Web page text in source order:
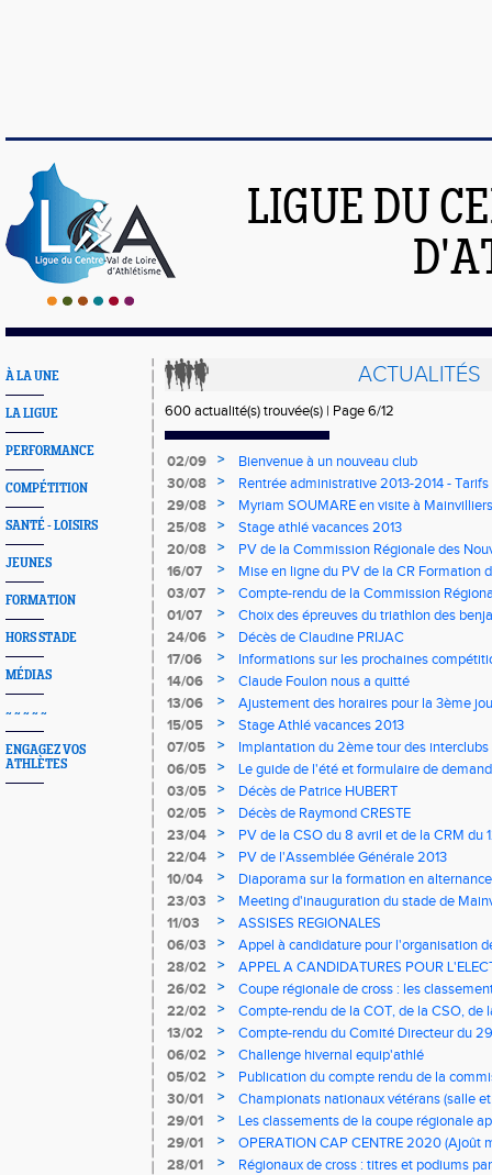
LIGUE DU
À LA UNE
LA LIGUE
PERFORMANCE
COMPÉTITION
SANTÉ - LOISIRS
JEUNES
FORMATION
HORS STADE
MÉDIAS
~ ~ ~ ~ ~
ENGAGEZ VOS
ATHLÈTES
ACTUALITÉS
600 actualité(s) trouvée(s) | Page 6/12
02/09 >
Bienvenue à un nouveau club
30/08
>
Rentrée administrative 2013-2014 -
FFA/Ligue/Comité
29/08 >
Myriam SOUMARE en visite à Mainvilliers
25/08
>
Stage athlé vacances 2013
20/08
>
PV de la Commission Régionale des
en Entreprise
16/07 >
Mise en ligne du PV de la CR Formation
03/07
>
Compte-rendu de la Commission
01/07
>
Choix des épreuves du triathlon des
d'or"
24/06 >
Décès de Claudine PRIJAC
17/06
>
Informations sur les prochaines
14/06
>
Claude Foulon nous a quitté
13/06
>
Ajustement des horaires pour la 3ème
15/05
>
Stage Athlé vacances 2013
07/05
>
Implantation du 2ème tour des interclubs
06/05
>
Le guide de l'été et formulaire de
03/05
>
Décès de Patrice HUBERT
02/05
>
Décès de Raymond CRESTE
23/04
>
PV de la CSO du 8 avril et de la CRM du
22/04
>
PV de l'Assemblée Générale 2013
10/04
>
Diaporama sur la formation en
développement
23/03 >
Meeting d'inauguration du stade de
11/03
>
ASSISES REGIONALES
06/03
>
Appel à candidature pour l'organisation
pointes d'Or
28/02 >
APPEL A CANDIDATURES POUR
COMITE DIRECTEUR
26/02 >
Coupe régionale de cross : les
22/02
>
Compte-rendu de la COT, de la CSO, de
13/02
>
Compte-rendu du Comité Directeur du
06/02
>
Challenge hivernal equip'athlé
05/02
>
Publication du compte rendu de la
formations
30/01 >
Championats nationaux vétérans (salle
29/01
>
Les classements de la coupe régionale
29/01
>
OPERATION CAP CENTRE 2020 (Ajoût
28/01
>
Régionaux de cross : titres et podiums